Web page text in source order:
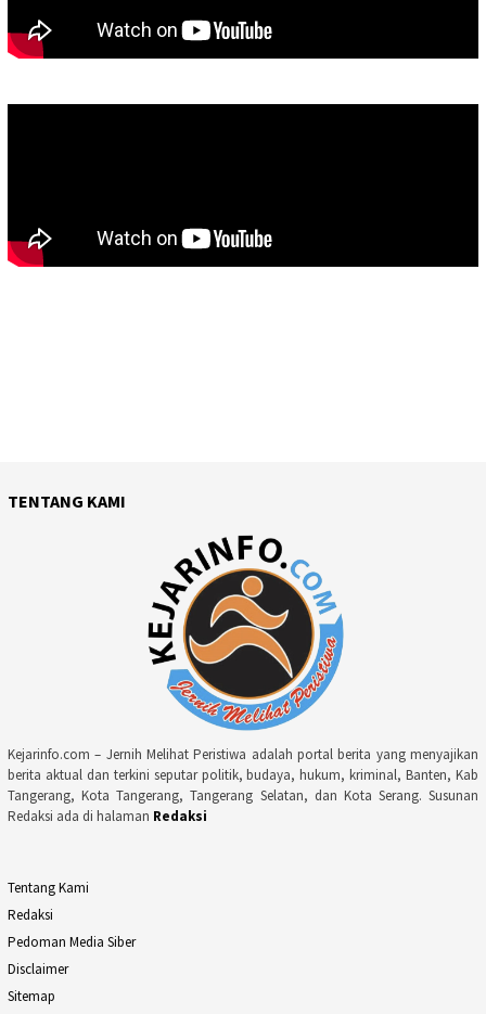
TENTANG KAMI
Kejarinfo.com – Jernih Melihat Peristiwa adalah portal berita yang menyajikan
berita aktual dan terkini seputar politik, budaya, hukum, kriminal, Banten, Kab
Tangerang, Kota Tangerang, Tangerang Selatan, dan Kota Serang. Susunan
Redaksi ada di halaman Redaksi
Tentang Kami
Redaksi
Pedoman Media Siber
Disclaimer
Sitemap